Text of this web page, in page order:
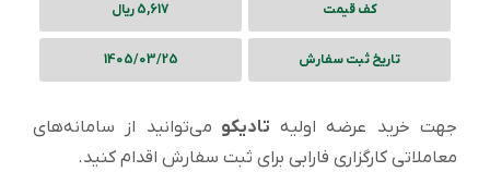
کف قیمت 5,617 ریال
تاریخ ثبت سفارش 1405/03/25
جهت خرید عرضه اولیه تادیکو می‌توانید از سامانه‌های
معاملاتی کارگزاری فارابی برای ثبت سفارش اقدام کنید.